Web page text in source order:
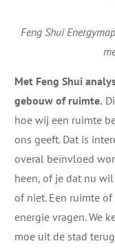
Feng Shui
Met Feng Shui
gebouw of ruimte.
hoe wij een ruimte
ons geeft. Dat is
overal beïnvloed
heen, of je dat nu
of niet. Een ruimte
energie vragen. We
moe uit de stad